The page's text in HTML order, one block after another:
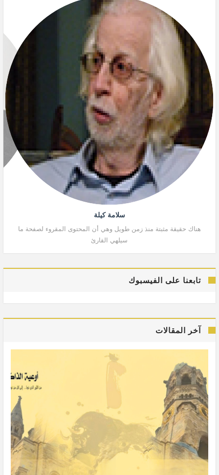
سلامة كيلة
هناك حقيقة مثبتة منذ زمن طويل وهي أن المحتوى المقروء لصفحة ما
سيلهي القارئ
تابعنا على الفيسبوك
آخر المقالات